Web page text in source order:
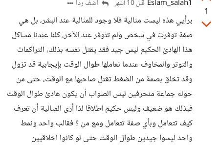
1
Eslam_salah1 قبل 10 أشهر أضف ردا
برأيي هذه ليست مثالية فلا وجود للمثالية عند البشر، بل هي
صفة توفرت في شخص ولم تتوفر عند الآخر، كلنا عندنا مشاكل
هذا الهادئ الحكيم ليس جيد فقد يقتل نفسه بذلك، التراكمات
والتوتر والمخاوف عندما نعاملها طوال الوقت بإيجابية قد تزول
وقد تخلق بصمة من الضغط تقتل صاحبها مع الوقت، حتى من
حوله جماعة منحرفين ليس الصواب أن يكون هادئ طوال الوقت
فبذلك هو ضعيف وليس حكيم اطلاقا لذا أرى المثالية أن تعرف
كيف تتعامل وبأي صفة تتعامل ومع من ؟ فقالب واحد ونمط
واحد ليسوا جيدين طوال الوقت حتى لو كانوا اخلاقيين